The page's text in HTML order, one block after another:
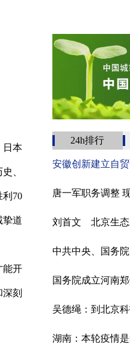
日本
、
利70
挚道
能开
刻
24h排行
安徽创新建立自
唐一军职务调整
刘首文 北京生态
中共中央、国务
国务院成立河南
吴德绳：到北京
湖南：本轮疫情